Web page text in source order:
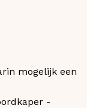
mogelijk een
-